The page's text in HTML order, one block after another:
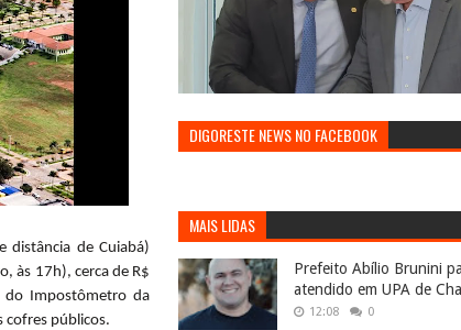
distância de Cuiabá)
às 17h), cerca de R$
Impostômetro da
cofres públicos.
DIGORESTE NEWS NO FACEBOOK
MAIS LIDAS
Prefeito Abílio Brunini
atendido em UPA de
12:08 0